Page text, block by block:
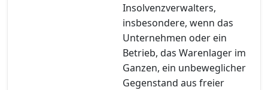
Insolvenzverwalters,
insbesondere, wenn das
Unternehmen oder ein
Betrieb, das Warenlager im
Ganzen, ein unbeweglicher
Gegenstand aus freier